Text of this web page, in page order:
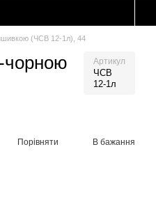
(ЧСВ 12-1л), 44
чорною
Артикул
ЧСВ
12-1л
Порівняти В бажання